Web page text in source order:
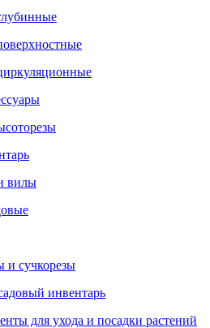
вилы
и сучкорезы
инвентарь
для ухода и посадки растений